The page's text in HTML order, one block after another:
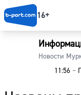
16+
Новости
11:56 –
Главная